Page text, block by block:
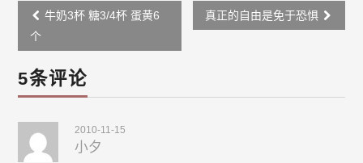
Post
navigation
牛奶3杯 糖3/4杯 蛋黄6
个
真正的自由是免于恐惧
5条评论
2010-11-15
小夕